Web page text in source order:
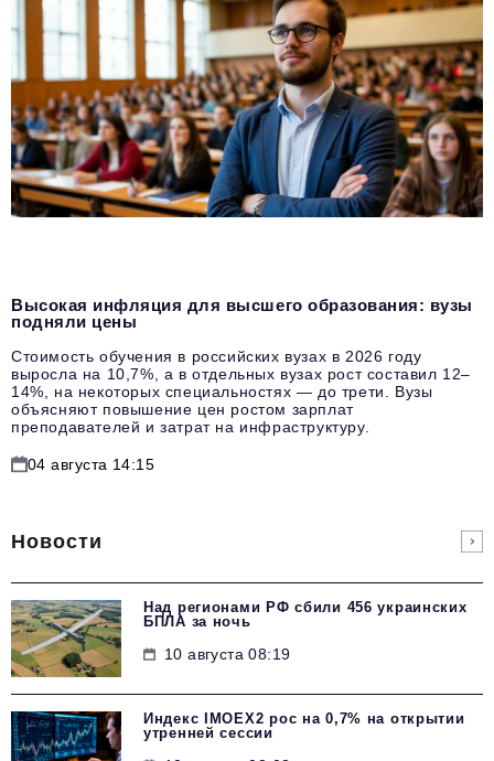
Высокая инфляция для высшего образования: вузы
подняли цены
Стоимость обучения в российских вузах в 2026 году
выросла на 10,7%, а в отдельных вузах рост составил 12–
14%, на некоторых специальностях — до трети. Вузы
объясняют повышение цен ростом зарплат
преподавателей и затрат на инфраструктуру.
04 августа 14:15
Новости
Над регионами РФ сбили 456 украинских
БПЛА за ночь
10 августа 08:19
Индекс IMOEX2 рос на 0,7% на открытии
утренней сессии